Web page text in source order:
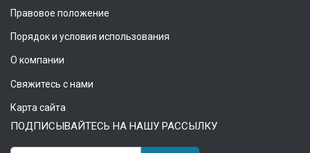
Правовое положение
Порядок и условия использования
О компании
Свяжитесь с нами
Карта сайта
ПОДПИСЫВАЙТЕСЬ НА НАШУ РАССЫЛКУ